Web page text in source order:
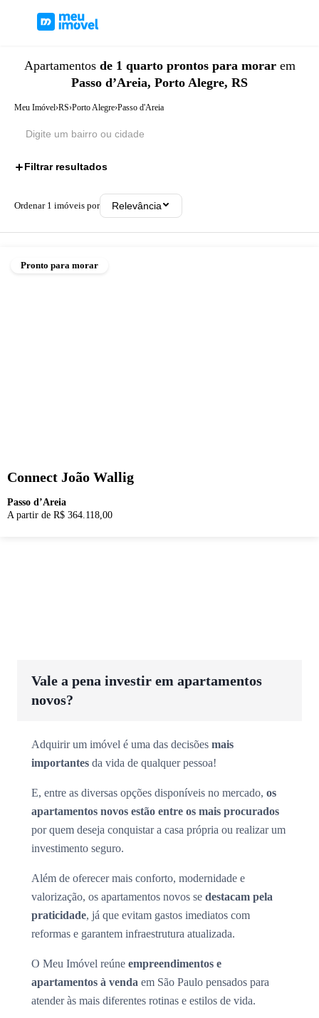
Apartamentos de 1 quarto prontos para morar em
Passo d’Areia, Porto Alegre, RS
Meu Imóvel›RS›Porto Alegre›Passo d'Areia
Filtrar resultados
Ordenar 1 imóveis por Relevância
Pronto para morar
Connect João Wallig
Passo d’Areia
A partir de R$ 364.118,00
Vale a pena investir em apartamentos
novos?
Adquirir um imóvel é uma das decisões mais
importantes da vida de qualquer pessoa!
E, entre as diversas opções disponíveis no mercado, os
apartamentos novos estão entre os mais procurados
por quem deseja conquistar a casa própria ou realizar um
investimento seguro.
Além de oferecer mais conforto, modernidade e
valorização, os apartamentos novos se destacam pela
praticidade, já que evitam gastos imediatos com
reformas e garantem infraestrutura atualizada.
O Meu Imóvel reúne empreendimentos e
apartamentos à venda em São Paulo pensados para
atender às mais diferentes rotinas e estilos de vida.